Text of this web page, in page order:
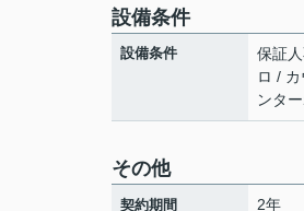
設備条件
設備条件
保証
ロ /
ンタ
その他
契約期間 2年